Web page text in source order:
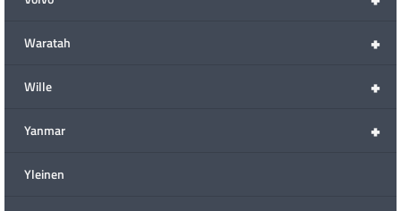
+
Waratah
+
Wille
+
Yanmar
Yleinen